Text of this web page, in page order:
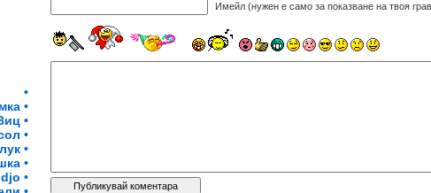
Имейл (нужен е само за показване на твоя
•
•
•
•
•
•
•